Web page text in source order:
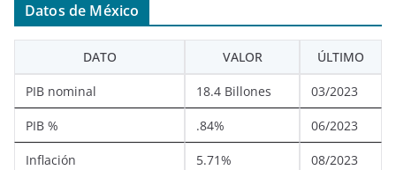
Datos de México
DATO VALOR ÚLTIMO
PIB nominal 18.4 Billones 03/2023
PIB % .84% 06/2023
Inflación 5.71% 08/2023